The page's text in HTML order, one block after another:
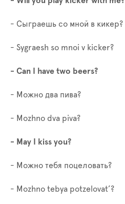
- Сыграешь со мной в кикер?
- Sygraesh so mnoi v kicker?
- Can I have two beers?
- Можно два пива?
- Mozhno dva piva?
- May I kiss you?
- Можно тебя поцеловать?
- Mozhno tebya potzelovat’?